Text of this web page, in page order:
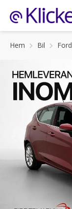
Hem Bil Ford